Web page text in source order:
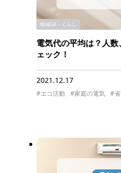
地域GX・くらし
電気代の平均は？人
ェック！
2021.12.17
#エコ活動 #家庭の電気 #